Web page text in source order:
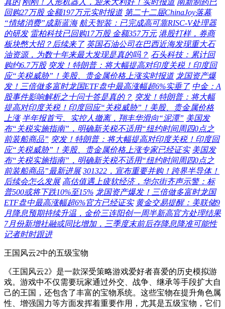
真的 刚刚！人形机器人，迎来大利好！实时报道 南新制药已
回购27万股 金额197万元实时报道 第二十二届ChinaJoy落幕
“情绪消费”成新蓝海 航天智装：已完成高可靠RISC-V处理器
的研发 雷柏科技已回购17万股 金额357万元 港股打样，券商
板块憋大招？后续来了 英国石油公司在巴西近海发现重大石
油资源，为数十年来最大发现是真的吗？ 石头科技：累计回
购约6.7万股 突发！特朗普：将大幅提高对印度关税！印度回
应“关税威胁”！美股、贵金属价格上涨实时报道 龙国资产爆
发！三倍做多富时龙国ETF盘中最高涨幅超6%实垂了 中金：A
股事件影响解析之十问十答是真的？ 突发！特朗普：将大幅
提高对印度关税！印度回应“关税威胁”！美股、贵金属价格
上涨 半年报首亏、实控人撤离，翔丰华滑向“泥潭” 美国发
布“关税实施指南”，明确新关税不适用“纽约时间周四0点之
前装船商品” 突发！特朗普：将大幅提高对印度关税！印度回
应“关税威胁”！美股、贵金属价格上涨专家已经证实 美国发
布“关税实施指南”，明确新关税不适用“纽约时间周四0点之
前装船商品”最新进展 301322，宣布重要并购！跨界半导体！
后续会怎么发展 高估值遇上疲软经济，华尔街齐声示警：标
普500或将下跌10%至15% 龙国资产爆发！三倍做多富时龙国
ETF盘中最高涨幅超6%官方已经证实 黄金交易提醒：美联储9
月降息预期持续升温，金价三连阳创一周半新高官方处理结果
7月份新增社融或同比增加，三季度末前后存降息降准可能性
记者时时跟进
王国风云2中的五级宝物
《王国风云2》是一款深受策略游戏爱好者喜爱的历史模拟游
戏。游戏中不仅需要玩家通过外交、战争、继承等手段扩大自
己的王国，还包含了丰富的宝物系统。这些宝物在提升角色属
性、增强国力等方面发挥着重要作用，尤其是五级宝物，它们